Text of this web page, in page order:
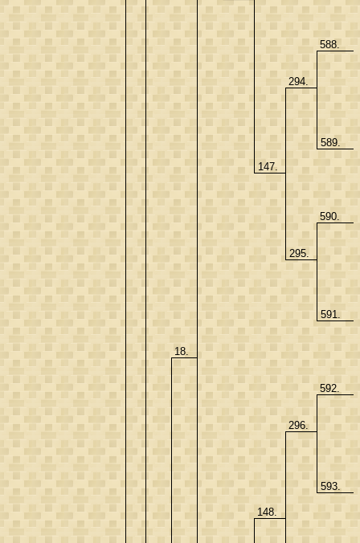
18.
147.
294.
588.
589.
295.
590.
591.
148.
296.
592.
593.